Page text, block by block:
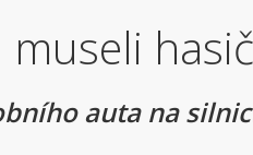
auta na